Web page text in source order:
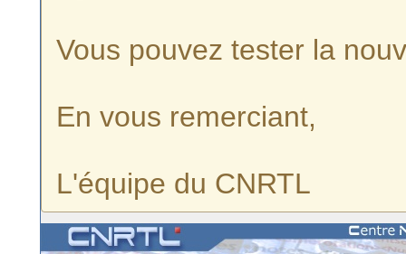
Vous pouvez tester la
En vous remerciant,
L'équipe du CNRTL